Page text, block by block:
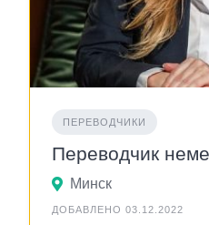
ПЕРЕВОДЧИКИ
Переводчик
Минск
ДОБАВЛЕНО 03.12.2022